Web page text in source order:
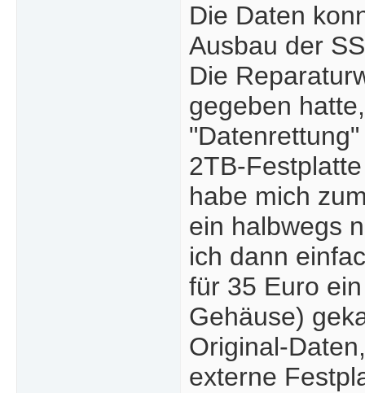
Die Daten
Ausbau der
Die
gegeben
2TB-
habe mich
ein halbwegs
ich dann
für 35 Euro
Gehäuse)
Original-
externe